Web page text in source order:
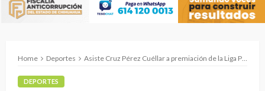
Home Deportes Asiste Cruz Pérez Cuéllar a premiación de la Liga Parajes de Oriente.
DEPORTES